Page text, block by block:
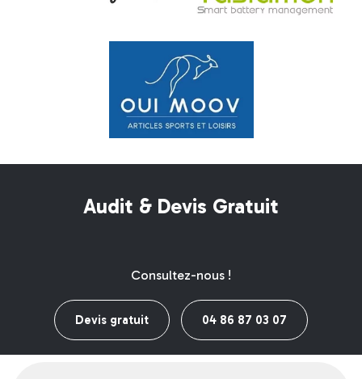
Audit & Devis Gratuit
Consultez-nous !
Devis gratuit 04 86 87 03 07